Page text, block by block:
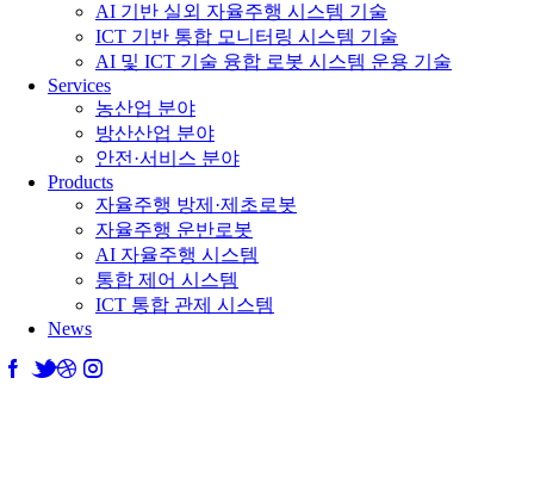
AI 기반 실외 자율주행 시스템 기술
ICT 기반 통합 모니터링 시스템 기술
AI 및 ICT 기술 융합 로봇 시스템 운용 기술
Services
농산업 분야
방산산업 분야
안전·서비스 분야
Products
자율주행 방제·제초로봇
자율주행 운반로봇
AI 자율주행 시스템
통합 제어 시스템
ICT 통합 관제 시스템
News